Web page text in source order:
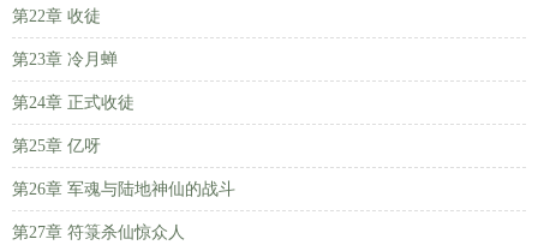
第22章 收徒
第23章 冷月蝉
第24章 正式收徒
第25章 亿呀
第26章 军魂与陆地神仙的战斗
第27章 符箓杀仙惊众人